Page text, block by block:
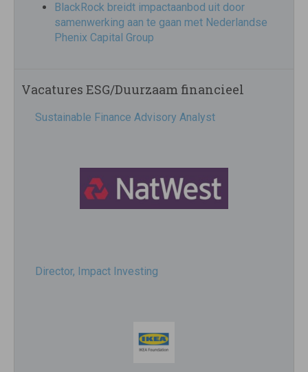
BlackRock breidt impactaanbod uit door
samenwerking aan te gaan met Nederlandse
Phenix Capital Group
Vacatures ESG/Duurzaam financieel
Sustainable Finance Advisory Analyst
Director, Impact Investing